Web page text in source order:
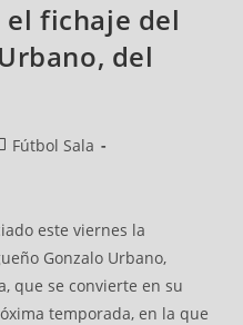
fichaje del
del
Fútbol Sala
este viernes la
Gonzalo Urbano,
que se convierte en su
temporada, en la que